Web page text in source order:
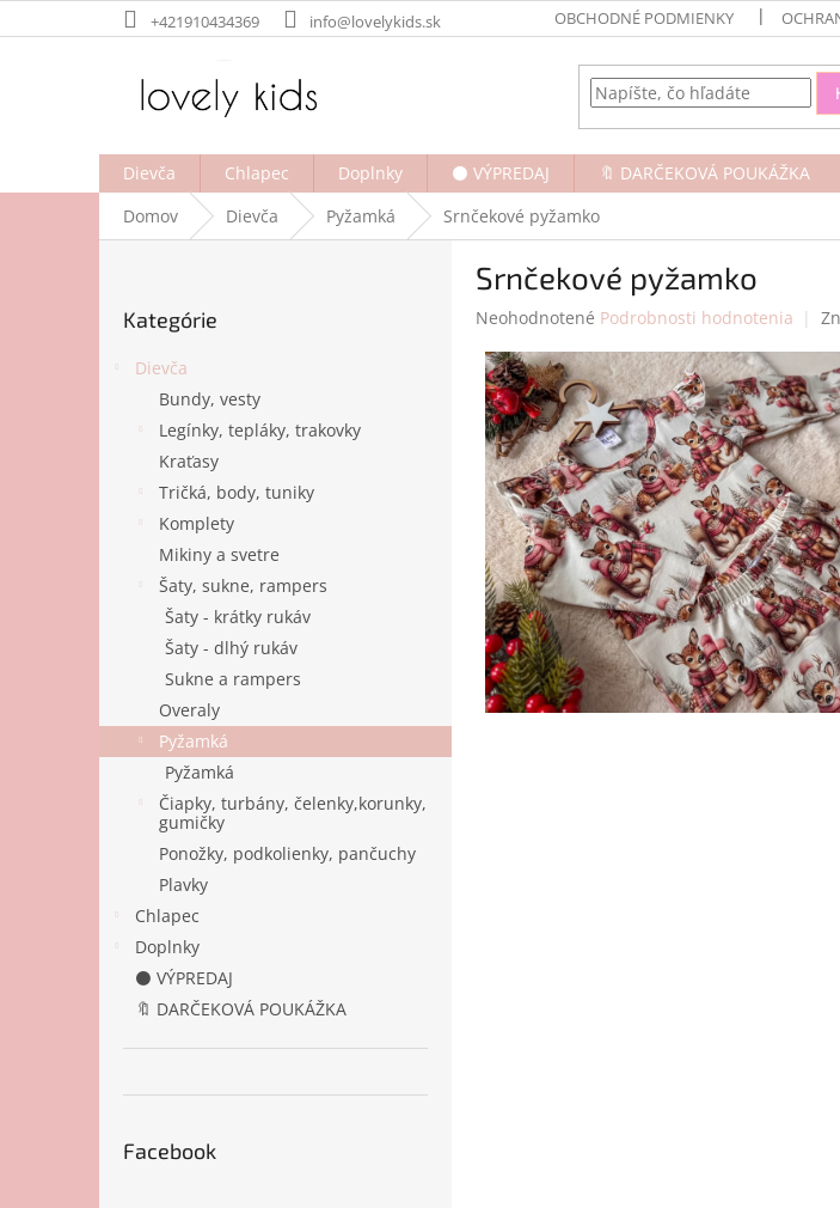
na
+421910434369 info@lovelykids.sk OBCHODNÉ PODMIENKY
Dievča Chlapec Doplnky ⚫ VÝPREDAJ
🔖 DARČEKOVÁ POUKÁŽKA
Domov
Dievča Pyžamká Srnčekové pyžamko
kategórie
Kategórie
Dievča
Bundy, vesty
Legínky, tepláky, trakovky
Kraťasy
Tričká, body, tuniky
Komplety
Mikiny a svetre
Šaty, sukne, rampers
Šaty - krátky rukáv
Šaty - dlhý rukáv
Sukne a rampers
Overaly
Pyžamká
Pyžamká
Čiapky, turbány, čelenky,korunky,
gumičky
Ponožky, podkolienky, pančuchy
Plavky
Chlapec
Doplnky
⚫ VÝPREDAJ
🔖 DARČEKOVÁ POUKÁŽKA
Facebook
Srnčekové pyžamko
Priemerné
produktu
je
0,0
hviezdičiek.
Neohodnotené Podrobnosti hodnotenia